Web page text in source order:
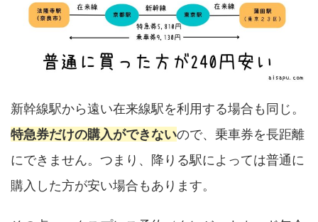
新幹線駅から遠い在来線駅を利用する場合も同じ。
特急券だけの購入ができないので、乗車券を長距離
にできません。つまり、降りる駅によっては普通に
購入した方が安い場合もあります。